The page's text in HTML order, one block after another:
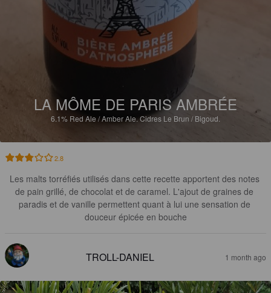
LA MÔME DE PARIS AMBRÉE
6.1% Red Ale / Amber Ale.Cidres Le Brun / Bigoud.
2.8
Les malts torréfiés utilisés dans cette recette apportent des notes
de pain grillé, de chocolat et de caramel. L'ajout de graines de
paradis et de vanille permettent quant à lui une sensation de
douceur épicée en bouche
TROLL-DANIEL 1 month ago